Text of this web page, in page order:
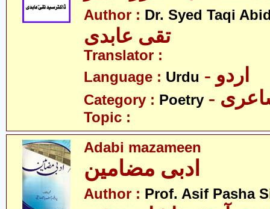
Author : Dr. Syed Taqi
تقی عابدی
Translator :
Language : Urdu - اردو
Category : Poetry
Topic :
Adabi mazameen
Author : Prof. Asif Pasha